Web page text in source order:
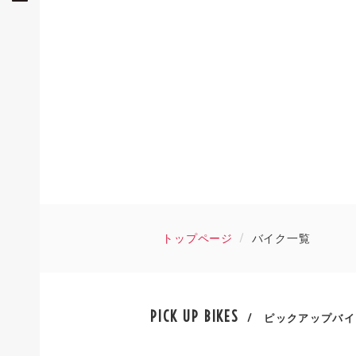
トップページ バイク一覧
PICK UP BIKES / ピックアップバ